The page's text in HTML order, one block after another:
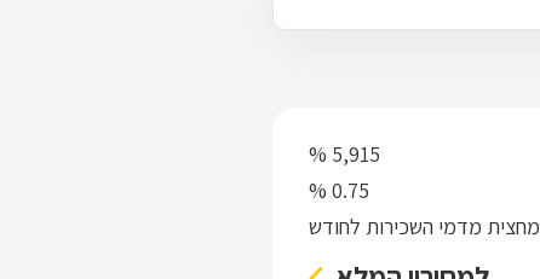
5,915 %
0.75 %
מחצית מדמי השכירות לחודש